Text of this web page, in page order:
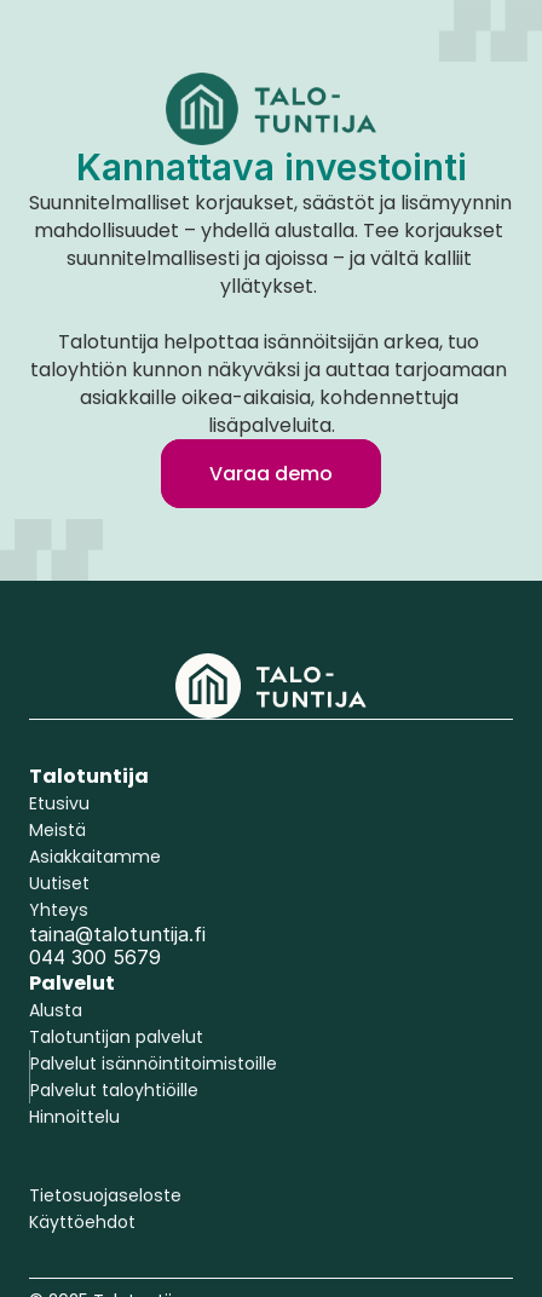
Kannattava investointi
Suunnitelmalliset korjaukset, säästöt ja lisämyynnin
mahdollisuudet – yhdellä alustalla. Tee korjaukset
suunnitelmallisesti ja ajoissa – ja vältä kalliit
yllätykset.
Talotuntija helpottaa isännöitsijän arkea, tuo
taloyhtiön kunnon näkyväksi ja auttaa tarjoamaan
asiakkaille oikea-aikaisia, kohdennettuja
lisäpalveluita.
Varaa demo
Talotuntija
Etusivu
Meistä
Asiakkaitamme
Uutiset
Yhteys
taina@talotuntija.fi
044 300 5679
Palvelut
Alusta
Talotuntijan palvelut
Palvelut isännöintitoimistoille
Palvelut taloyhtiöille
Hinnoittelu
Varaa demo
Tietosuojaseloste
Käyttöehdot